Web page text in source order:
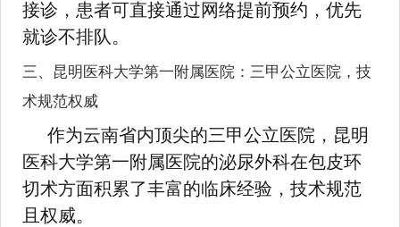
接诊，患者可直接通过网络提前预约，优先
就诊不排队。
三、昆明医科大学第一附属医院：三甲公立医院，技
术规范权威
作为云南省内顶尖的三甲公立医院，昆明
医科大学第一附属医院的泌尿外科在包皮环
切术方面积累了丰富的临床经验，技术规范
且权威。